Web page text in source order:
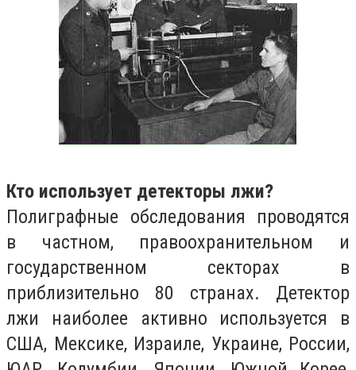
Кто использует детекторы лжи?
Полиграфные обследования проводятся
в частном, правоохранительном и
государственном секторах в
приблизительно 80 странах. Детектор
лжи наиболее активно используется в
США, Мексике, Израиле, Украине, России,